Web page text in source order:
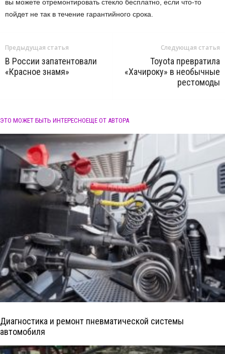
вы можете отремонтировать стекло бесплатно, если что-то
пойдет не так в течение гарантийного срока.
Предыдущая статья
В России запатентовали
«Красное знамя»
Следующая статья
Toyota превратила
«Хачироку» в необычные
рестомоды
ЭТО МОЖЕТ БЫТЬ ИНТЕРЕСНОЕЩЕ ОТ АВТОРА
Диагностика и ремонт пневматической системы
автомобиля